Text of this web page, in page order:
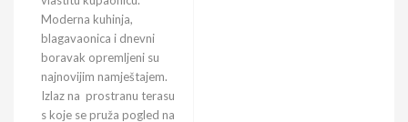
Moderna kuhinja,
blagavaonica i dnevni
boravak opremljeni su
najnovijim namještajem.
Izlaz na prostranu terasu
s koje se pruža pogled na